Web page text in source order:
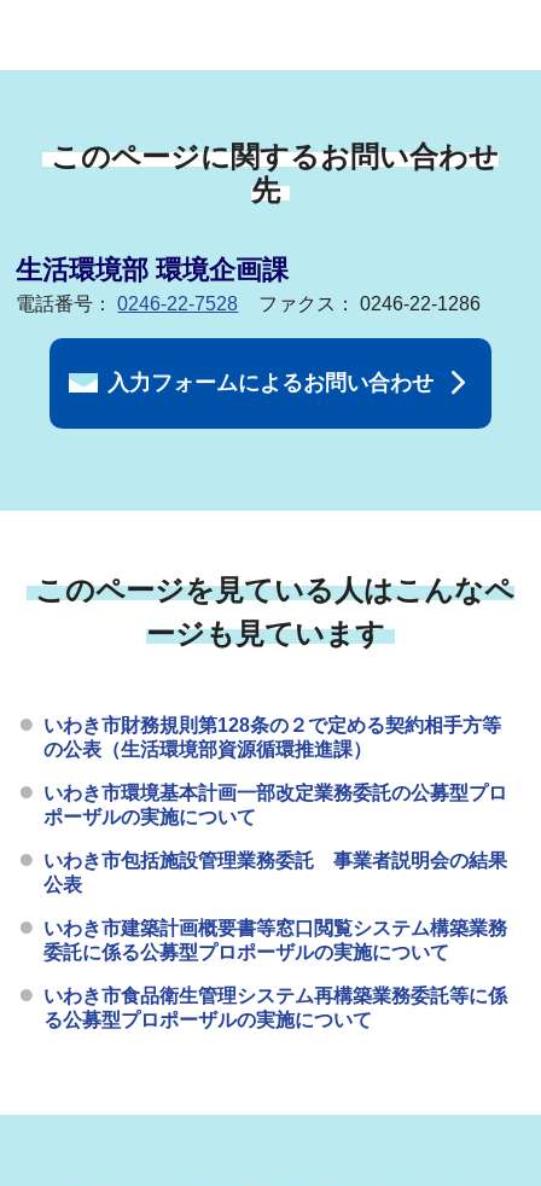
このページに関するお問い合わせ
先
生活環境部 環境企画課
電話番号：0246-22-7528 ファクス： 0246-22-1286
入力フォームによるお問い合わせ
このページを見ている人はこんなペ
ージも見ています
いわき市財務規則第128条の２で定める契約相手方等
の公表（生活環境部資源循環推進課）
いわき市環境基本計画一部改定業務委託の公募型プロ
ポーザルの実施について
いわき市包括施設管理業務委託 事業者説明会の結果
公表
いわき市建築計画概要書等窓口閲覧システム構築業務
委託に係る公募型プロポーザルの実施について
いわき市食品衛生管理システム再構築業務委託等に係
る公募型プロポーザルの実施について